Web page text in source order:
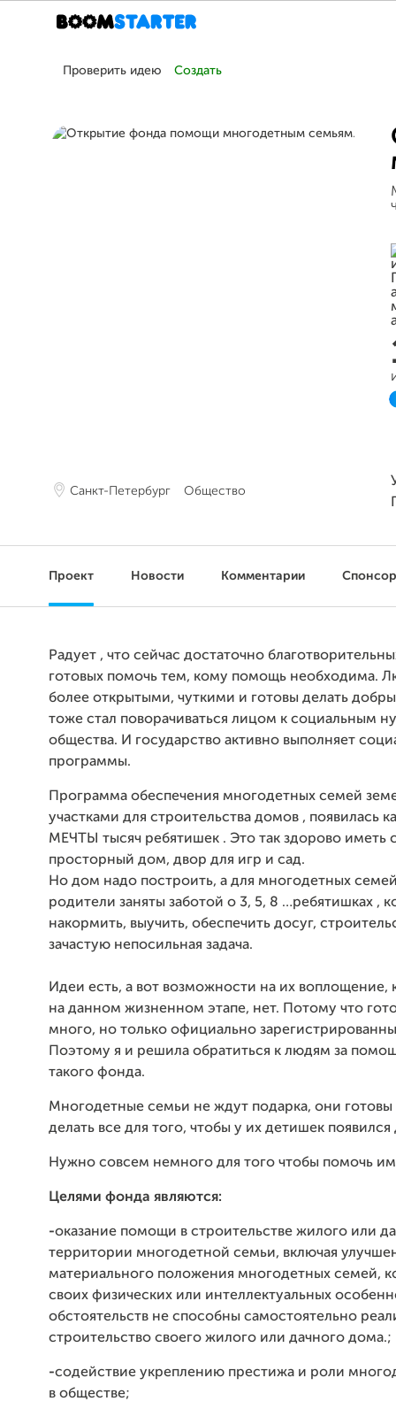
Проверить идею Создать
Санкт-Петербург Общество
Проект Новости Комментарии
Радует , что сейчас достаточно
готовых помочь тем, кому помощь необходима.
более открытыми, чуткими и готовы делать
тоже стал поворачиваться лицом к социальным
общества. И государство активно выполняет
программы.
Программа обеспечения многодетных семей
участками для строительства домов , появилась
МЕЧТЫ тысяч ребятишек . Это так здорово иметь
просторный дом, двор для игр и сад.
Но дом надо построить, а для многодетных
родители заняты заботой о 3, 5, 8 …ребятишках ,
накормить, выучить, обеспечить досуг,
зачастую непосильная задача.
Идеи есть, а вот возможности на их воплощение,
на данном жизненном этапе, нет. Потому что
много, но только официально
Поэтому я и решила обратиться к людям за
такого фонда.
Многодетные семьи не ждут подарка, они готовы
делать все для того, чтобы у их детишек
Нужно совсем немного для того чтобы помочь
Целями фонда являются:
-оказание помощи в строительстве жилого или
территории многодетной семьи, включая
материального положения многодетных семей,
своих физических или интеллектуальных
обстоятельств не способны самостоятельно
строительство своего жилого или дачного дома.;
-содействие укреплению престижа и роли
в обществе;